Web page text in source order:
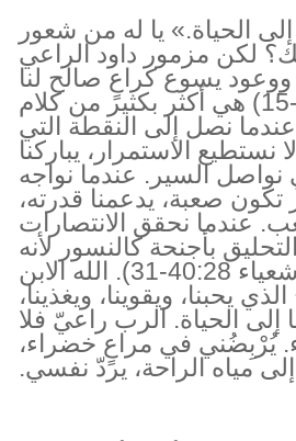
الحياة.» يا له من شعور
لكن مزمور داود الراعي
23:1-6) ووعود يسوع كراعٍ صالح لنا
(يوحنا 10:14-15) هي أكثر بكثير من كلام
نصل إلى النقطة التي
نستطيع الاستمرار، يباركنا
نواصل السير. عندما نواجه
تكون صعبة، يدعمنا قدرته،
عندما نحقق الانتصارات
بأجنحة كالنسور لأنه
يدعمنا ويرعانا (إشعياء 40:28-31). الله الابن
يحبنا، ويقوينا، ويغذينا،
إلى الحياة. الرب راعيّ فلا
يُرْبِضُني في مراعٍ خضراء،
مياه الراحة، يردّ نفسي.